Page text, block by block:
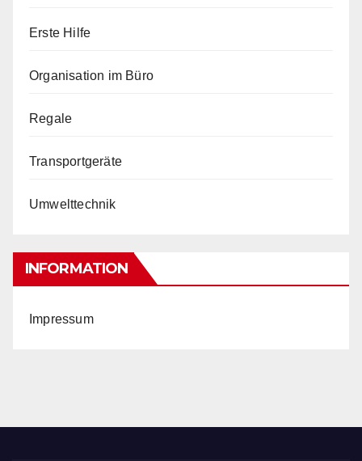
Erste Hilfe
Organisation im Büro
Regale
Transportgeräte
Umwelttechnik
INFORMATION
Impressum